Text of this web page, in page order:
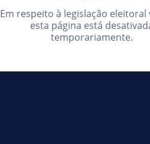
Em respeito à legislação eleitoral
esta página está
temporariamente.